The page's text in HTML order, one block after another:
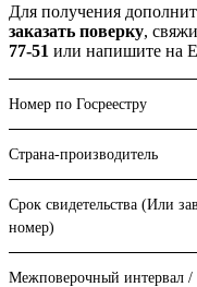
Для получения
заказать поверку,
77-51 или напишите на
Номер по Госреестру
Страна-производитель
Срок свидетельства (Или
номер)
Межповерочный интервал /